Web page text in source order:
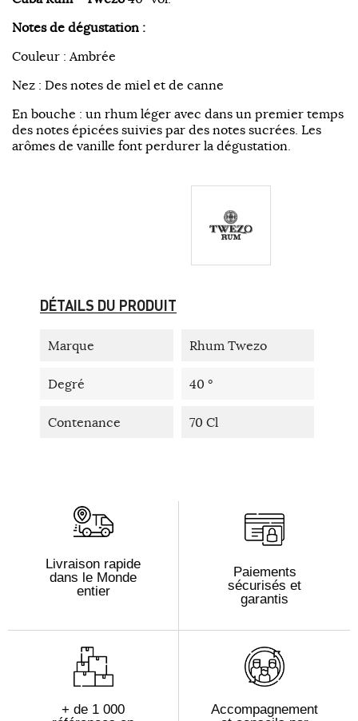
Notes de dégustation :
Couleur : Ambrée
Nez : Des notes de miel et de canne
En bouche : un rhum léger avec dans un premier temps
des notes épicées suivies par des notes sucrées. Les
arômes de vanille font perdurer la dégustation.
DÉTAILS DU PRODUIT
Marque Rhum Twezo
Degré 40 °
Contenance 70 Cl
Livraison rapide
dans le Monde
entier
Paiements
sécurisés et
garantis
+ de 1 000
Accompagnement